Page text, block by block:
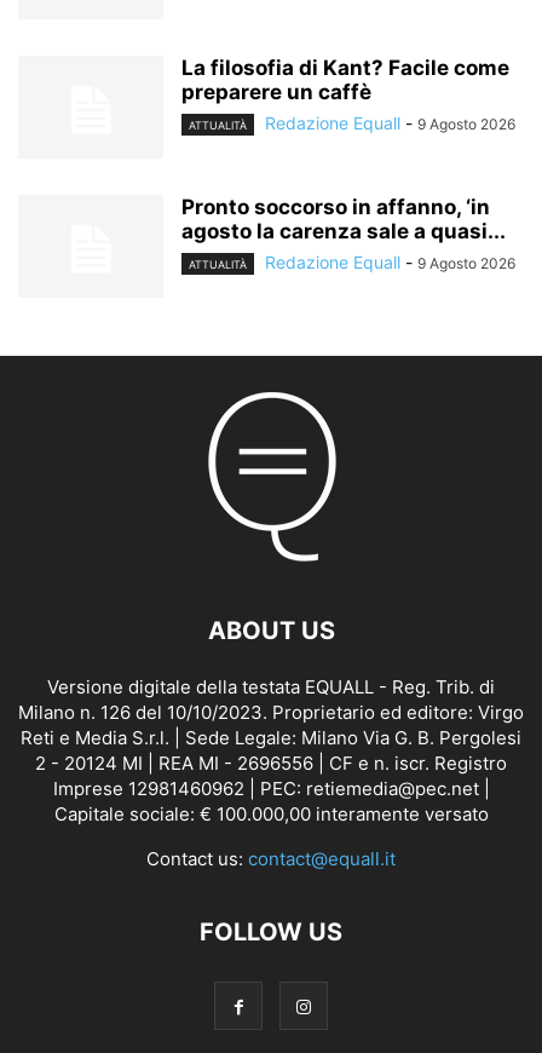
La filosofia di Kant? Facile come
preparere un caffè
ATTUALITÀ Redazione Equall - 9 Agosto 2026
Pronto soccorso in affanno, ‘in
agosto la carenza sale a quasi...
ATTUALITÀ Redazione Equall - 9 Agosto 2026
ABOUT US
Versione digitale della testata EQUALL - Reg. Trib. di
Milano n. 126 del 10/10/2023. Proprietario ed editore: Virgo
Reti e Media S.r.l. | Sede Legale: Milano Via G. B. Pergolesi
2 - 20124 MI | REA MI - 2696556 | CF e n. iscr. Registro
Imprese 12981460962 | PEC: retiemedia@pec.net |
Capitale sociale: € 100.000,00 interamente versato
Contact us: contact@equall.it
FOLLOW US